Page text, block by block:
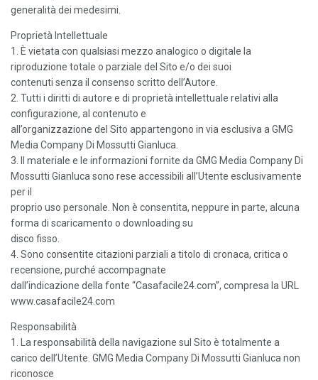
generalità dei medesimi.
Proprietà Intellettuale
1. È vietata con qualsiasi mezzo analogico o digitale la
riproduzione totale o parziale del Sito e/o dei suoi
contenuti senza il consenso scritto dell’Autore.
2. Tutti i diritti di autore e di proprietà intellettuale relativi alla
configurazione, al contenuto e
all’organizzazione del Sito appartengono in via esclusiva a GMG
Media Company Di Mossutti Gianluca.
3. Il materiale e le informazioni fornite da GMG Media Company Di
Mossutti Gianluca sono rese accessibili all’Utente esclusivamente
per il
proprio uso personale. Non è consentita, neppure in parte, alcuna
forma di scaricamento o downloading su
disco fisso.
4. Sono consentite citazioni parziali a titolo di cronaca, critica o
recensione, purché accompagnate
dall’indicazione della fonte “Casafacile24.com”, compresa la URL
www.casafacile24.com
Responsabilità
1. La responsabilità della navigazione sul Sito è totalmente a
carico dell’Utente. GMG Media Company Di Mossutti Gianluca non
riconosce